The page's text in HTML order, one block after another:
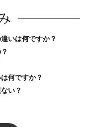
いは何ですか？
何ですか？
い？